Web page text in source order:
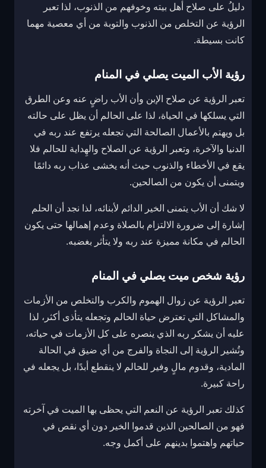
دليلُ على صلاح أهل بيته وخوفهم من الذنوب، لذا تعبر
الرؤية عن التخلص من الذنوب والتوبة من أي معصية مهما
كانت بسيطة.
رؤية الأب الميت يصلي في المنام
تعبر الرؤية عن صلاح الإبن وأن الأب راضٍ عنه وعن الطرق
التي يسلكها في الحياة، لذا على الحالم أن يظل على حالته
بل ويهتم بالأعمال الصالحة التي تجعله يرتفع عند ربه في
الدنيا والآخرة، وتعبر الرؤية عن الصلاح والهِداية للحالم فلا
يقع في الأخطاء والذنوب حيث أنه يخشى عذاب ربه دائمًا
ويتمنى أن يكون من الصالحين.
لا شك أن الأب يتمنى الخير الدائم لأبنائه، لذا نجد أن الحلم
إشارة إلى ضرورة الالتزام بالصلاة وعدم إهمالها حتى يكون
الحالم في مكانة مميزة عند ربه ولا يتأثر بغضبه.
رؤية شخص ميت يصلي في المنام
تعبر الرؤية عن زوال الهموم والكرب والتخلص من الأزمات
والمشاكل التي تعترض حياة الحالم وتجعله يتأذى أكثر، لذا
عليه أن يشكر ربه الذي ينصره على كل الأزمات في حياته،
وتُشير الرؤية إلى النجاة والفرج من أي ضيق في الحالة
المادية، وقدوم مالٍ وفير للحالم لا ينقطع أبدًا، بل يجعله في
راحة كبيرة.
كذلك تعبر الرؤية عن النعم التي يحظى بها الميت في آخرته
فهو من الصالحين الذين قدموا الخير دون أي نقص في
حياتهم واهتموا بدينهم على أكمل وجه.